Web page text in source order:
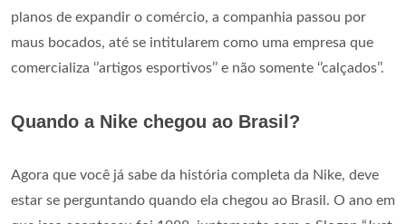
planos de expandir o comércio, a companhia passou por
maus bocados, até se intitularem como uma empresa que
comercializa ‘’artigos esportivos’’ e não somente ‘’calçados’’.
Quando a Nike chegou ao Brasil?
Agora que você já sabe da história completa da Nike, deve
estar se perguntando quando ela chegou ao Brasil. O ano em